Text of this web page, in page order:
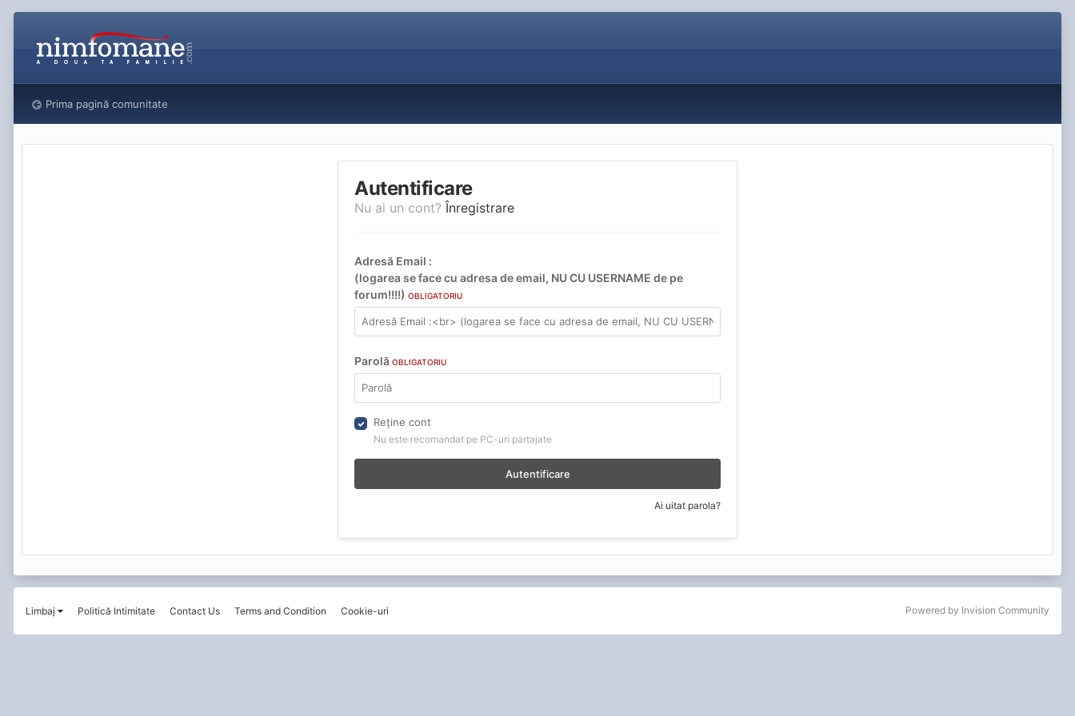
Prima pagină comunitate
Autentificare
Nu ai un cont? Înregistrare
Adresă Email :
(logarea se face cu adresa de email, NU CU USERNAME de pe
forum!!!!) OBLIGATORIU
Parolă OBLIGATORIU
Reține cont
Nu este recomandat pe PC-uri partajate
Autentificare
Ai uitat parola?
Limbaj Politică Intimitate Contact Us Terms and Condition Cookie-uri Powered by Invision Community